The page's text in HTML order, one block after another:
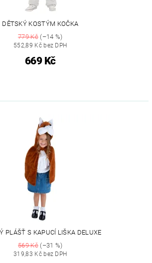
DĚTSKÝ KOSTÝM KOČKA
779 Kč(–14 %)
552,89 Kč bez DPH
669 Kč
PLÁŠŤ S KAPUCÍ LIŠKA DELUXE
569 Kč(–31 %)
319,83 Kč bez DPH